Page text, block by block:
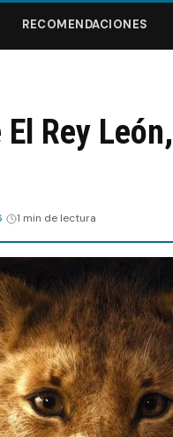
RECOMENDACIONES
Rey
1 min de lectura